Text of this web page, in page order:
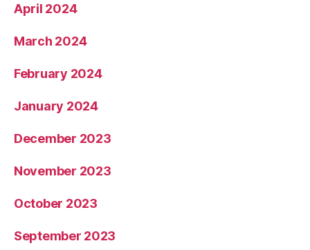
April 2024
March 2024
February 2024
January 2024
December 2023
November 2023
October 2023
September 2023